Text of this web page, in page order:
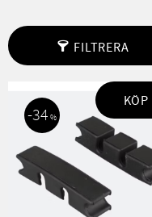
FILTRERA
34 %
KÖP